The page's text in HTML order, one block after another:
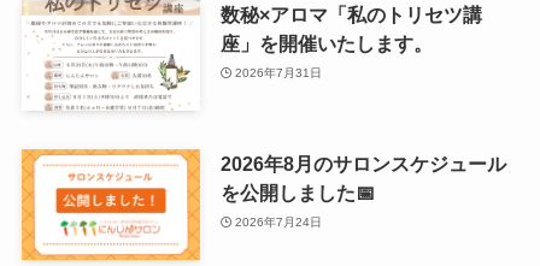
数秘×アロマ「私のトリセツ講
座」を開催いたします。
2026年7月31日
2026年8月のサロンスケジュール
を公開しました📅
2026年7月24日